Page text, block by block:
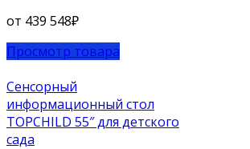
от 439 548₽
Просмотр товара
Сенсорный
информационный стол
TOPCHILD 55″ для детского
сада